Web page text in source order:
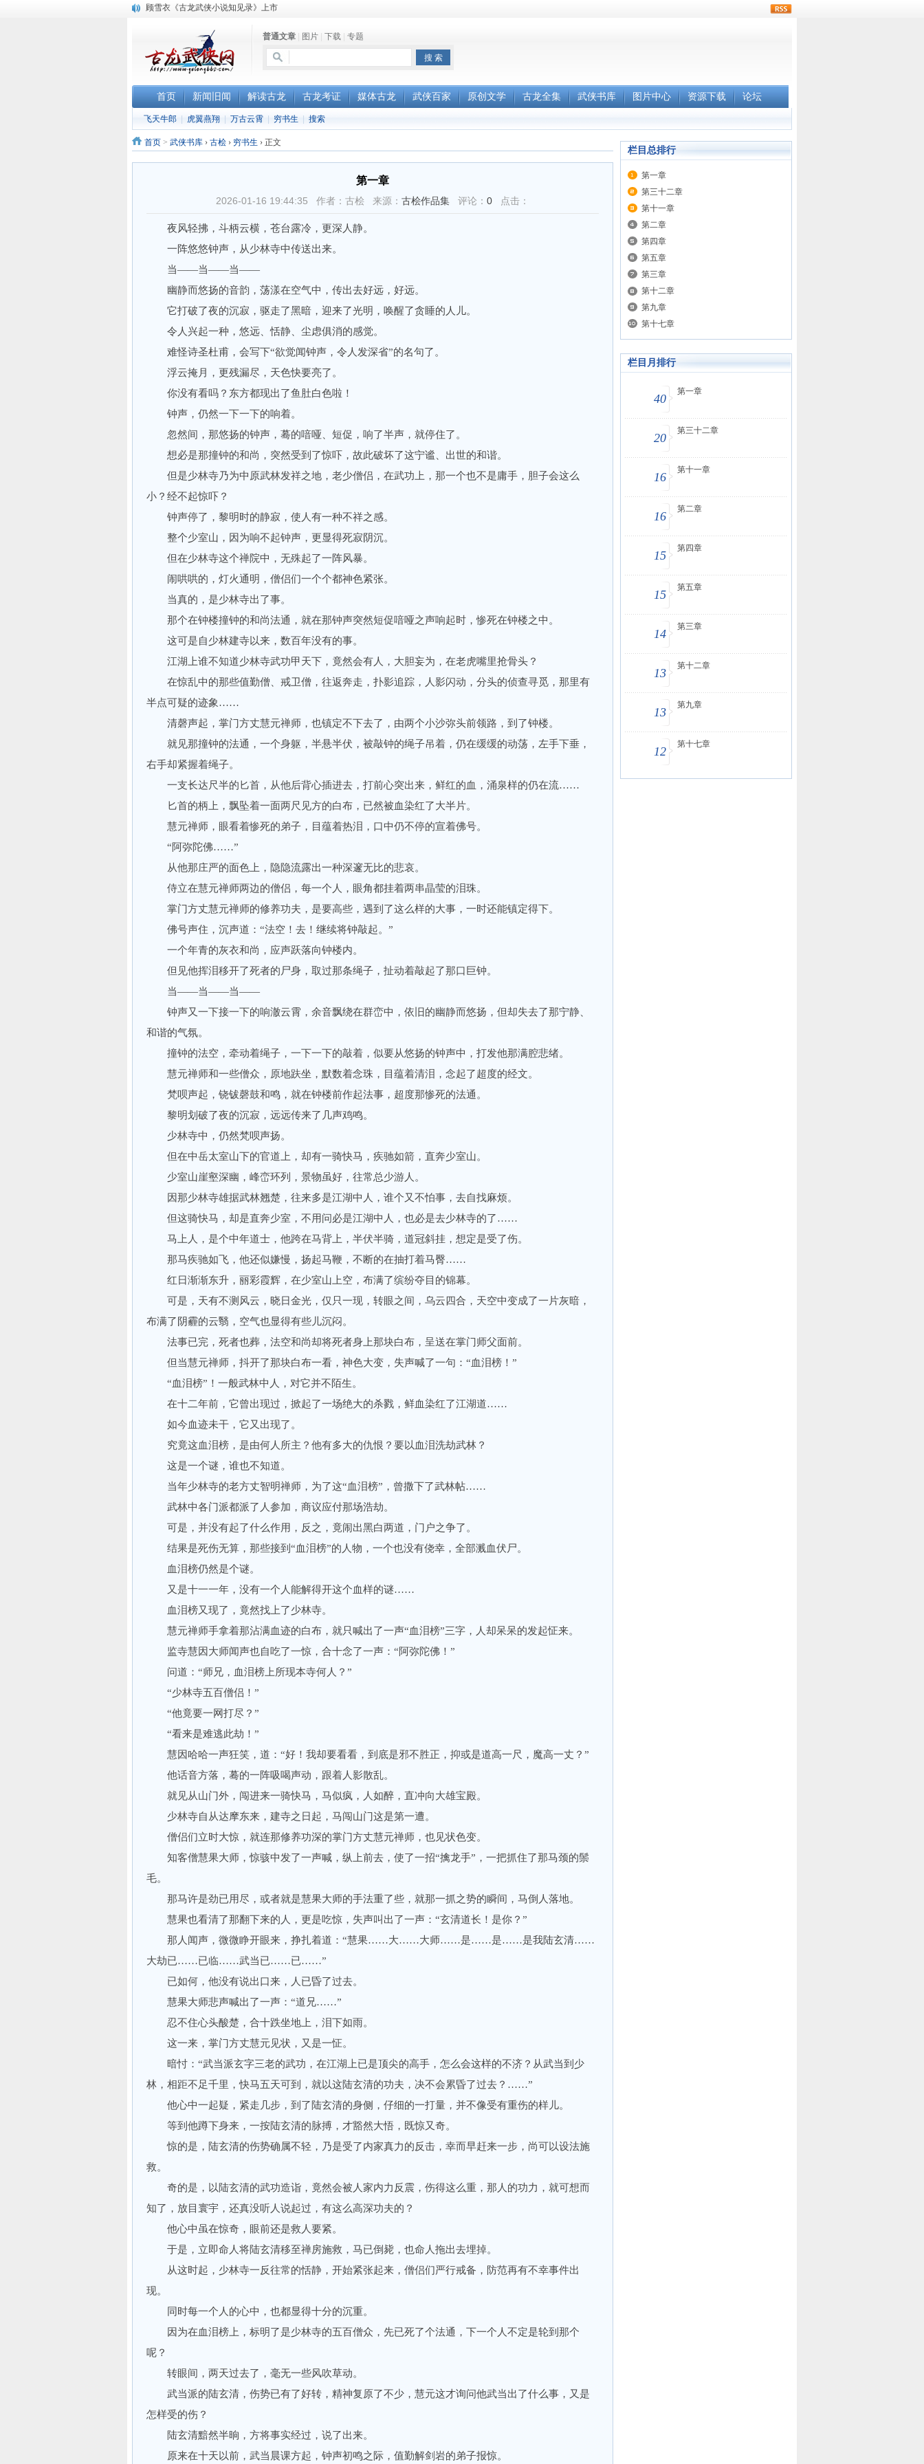
“武侠书库”查缺补漏活动圆满结束
顾雪衣《古龙武侠小说知见录》上市普通文章 图片 下载 专题
首页 新闻旧闻 解读古龙 古龙考证 媒体古龙 武侠百家 原创文学 古龙全集 武侠书库 图片中心 资源下载 论坛
飞天牛郎 虎翼燕翔 万古云霄 穷书生 搜索
首页 > 武侠书库 › 古桧 › 穷书生 › 正文
第一章
2026-01-16 19:44:35 作者：古桧 来源： 古桧作品集 评论： 0 点击：
夜风轻拂，斗柄云横，苍台露冷，更深人静。
一阵悠悠钟声，从少林寺中传送出来。
当——当——当——
幽静而悠扬的音韵，荡漾在空气中，传出去好远，好远。
它打破了夜的沉寂，驱走了黑暗，迎来了光明，唤醒了贪睡的人儿。
令人兴起一种，悠远、恬静、尘虑俱消的感觉。
难怪诗圣杜甫，会写下“欲觉闻钟声，令人发深省”的名句了。
浮云掩月，更残漏尽，天色快要亮了。
你没有看吗？东方都现出了鱼肚白色啦！
钟声，仍然一下一下的响着。
忽然间，那悠扬的钟声，蓦的喑哑、短促，响了半声，就停住了。
想必是那撞钟的和尚，突然受到了惊吓，故此破坏了这宁谧、出世的和谐。
但是少林寺乃为中原武林发祥之地，老少僧侣，在武功上，那一个也不是庸手，胆子会这么
小？经不起惊吓？
钟声停了，黎明时的静寂，使人有一种不祥之感。
整个少室山，因为响不起钟声，更显得死寂阴沉。
但在少林寺这个禅院中，无殊起了一阵风暴。
闹哄哄的，灯火通明，僧侣们一个个都神色紧张。
当真的，是少林寺出了事。
那个在钟楼撞钟的和尚法通，就在那钟声突然短促喑哑之声响起时，惨死在钟楼之中。
这可是自少林建寺以来，数百年没有的事。
江湖上谁不知道少林寺武功甲天下，竟然会有人，大胆妄为，在老虎嘴里抢骨头？
在惊乱中的那些值勤僧、戒卫僧，往返奔走，扑影追踪，人影闪动，分头的侦查寻觅，那里有
半点可疑的迹象……
清磬声起，掌门方丈慧元禅师，也镇定不下去了，由两个小沙弥头前领路，到了钟楼。
就见那撞钟的法通，一个身躯，半悬半伏，被敲钟的绳子吊着，仍在缓缓的动荡，左手下垂，
右手却紧握着绳子。
一支长达尺半的匕首，从他后背心插进去，打前心突出来，鲜红的血，涌泉样的仍在流……
匕首的柄上，飘坠着一面两尺见方的白布，已然被血染红了大半片。
慧元禅师，眼看着惨死的弟子，目蕴着热泪，口中仍不停的宣着佛号。
“阿弥陀佛……”
从他那庄严的面色上，隐隐流露出一种深邃无比的悲哀。
侍立在慧元禅师两边的僧侣，每一个人，眼角都挂着两串晶莹的泪珠。
掌门方丈慧元禅师的修养功夫，是要高些，遇到了这么样的大事，一时还能镇定得下。
佛号声住，沉声道：“法空！去！继续将钟敲起。”
一个年青的灰衣和尚，应声跃落向钟楼内。
但见他挥泪移开了死者的尸身，取过那条绳子，扯动着敲起了那口巨钟。
当——当——当——
钟声又一下接一下的响澈云霄，余音飘绕在群峦中，依旧的幽静而悠扬，但却失去了那宁静、
和谐的气氛。
撞钟的法空，牵动着绳子，一下一下的敲着，似要从悠扬的钟声中，打发他那满腔悲绪。
慧元禅师和一些僧众，原地趺坐，默数着念珠，目蕴着清泪，念起了超度的经文。
梵呗声起，铙钹磬鼓和鸣，就在钟楼前作起法事，超度那惨死的法通。
黎明划破了夜的沉寂，远远传来了几声鸡鸣。
少林寺中，仍然梵呗声扬。
但在中岳太室山下的官道上，却有一骑快马，疾驰如箭，直奔少室山。
少室山崖壑深幽，峰峦环列，景物虽好，往常总少游人。
因那少林寺雄据武林翘楚，往来多是江湖中人，谁个又不怕事，去自找麻烦。
但这骑快马，却是直奔少室，不用问必是江湖中人，也必是去少林寺的了……
马上人，是个中年道士，他跨在马背上，半伏半骑，道冠斜挂，想定是受了伤。
那马疾驰如飞，他还似嫌慢，扬起马鞭，不断的在抽打着马臀……
红日渐渐东升，丽彩霞辉，在少室山上空，布满了缤纷夺目的锦幕。
可是，天有不测风云，晓日金光，仅只一现，转眼之间，乌云四合，天空中变成了一片灰暗，
布满了阴霾的云翳，空气也显得有些儿沉闷。
法事已完，死者也葬，法空和尚却将死者身上那块白布，呈送在掌门师父面前。
但当慧元禅师，抖开了那块白布一看，神色大变，失声喊了一句：“血泪榜！”
“血泪榜”！一般武林中人，对它并不陌生。
在十二年前，它曾出现过，掀起了一场绝大的杀戮，鲜血染红了江湖道……
如今血迹未干，它又出现了。
究竟这血泪榜，是由何人所主？他有多大的仇恨？要以血泪洗劫武林？
这是一个谜，谁也不知道。
当年少林寺的老方丈智明禅师，为了这“血泪榜”，曾撒下了武林帖……
武林中各门派都派了人参加，商议应付那场浩劫。
可是，并没有起了什么作用，反之，竟闹出黑白两道，门户之争了。
结果是死伤无算，那些接到“血泪榜”的人物，一个也没有侥幸，全部溅血伏尸。
血泪榜仍然是个谜。
又是十一一年，没有一个人能解得开这个血样的谜……
血泪榜又现了，竟然找上了少林寺。
慧元禅师手拿着那沾满血迹的白布，就只喊出了一声“血泪榜”三字，人却呆呆的发起怔来。
监寺慧因大师闻声也自吃了一惊，合十念了一声：“阿弥陀佛！”
问道：“师兄，血泪榜上所现本寺何人？”
“少林寺五百僧侣！”
“他竟要一网打尽？”
“看来是难逃此劫！”
慧因哈哈一声狂笑，道：“好！我却要看看，到底是邪不胜正，抑或是道高一尺，魔高一丈？”
他话音方落，蓦的一阵吸喝声动，跟着人影散乱。
就见从山门外，闯进来一骑快马，马似疯，人如醉，直冲向大雄宝殿。
少林寺自从达摩东来，建寺之日起，马闯山门这是第一遭。
僧侣们立时大惊，就连那修养功深的掌门方丈慧元禅师，也见状色变。
知客僧慧果大师，惊骇中发了一声喊，纵上前去，使了一招“擒龙手”，一把抓住了那马颈的鬃
毛。
那马许是劲已用尽，或者就是慧果大师的手法重了些，就那一抓之势的瞬间，马倒人落地。
慧果也看清了那翻下来的人，更是吃惊，失声叫出了一声：“玄清道长！是你？”
那人闻声，微微睁开眼来，挣扎着道：“慧果……大……大师……是……是……是我陆玄清……
大劫已……已临……武当已……已……”
已如何，他没有说出口来，人已昏了过去。
慧果大师悲声喊出了一声：“道兄……”
忍不住心头酸楚，合十跌坐地上，泪下如雨。
这一来，掌门方丈慧元见状，又是一怔。
暗忖：“武当派玄字三老的武功，在江湖上已是顶尖的高手，怎么会这样的不济？从武当到少
林，相距不足千里，快马五天可到，就以这陆玄清的功夫，决不会累昏了过去？……”
他心中一起疑，紧走几步，到了陆玄清的身侧，仔细的一打量，并不像受有重伤的样儿。
等到他蹲下身来，一按陆玄清的脉搏，才豁然大悟，既惊又奇。
惊的是，陆玄清的伤势确属不轻，乃是受了内家真力的反击，幸而早赶来一步，尚可以设法施
救。
奇的是，以陆玄清的武功造诣，竟然会被人家内力反震，伤得这么重，那人的功力，就可想而
知了，放目寰宇，还真没听人说起过，有这么高深功夫的？
他心中虽在惊奇，眼前还是救人要紧。
于是，立即命人将陆玄清移至禅房施救，马已倒毙，也命人拖出去埋掉。
从这时起，少林寺一反往常的恬静，开始紧张起来，僧侣们严行戒备，防范再有不幸事件出
现。
同时每一个人的心中，也都显得十分的沉重。
因为在血泪榜上，标明了是少林寺的五百僧众，先已死了个法通，下一个人不定是轮到那个
呢？
转眼间，两天过去了，毫无一些风吹草动。
武当派的陆玄清，伤势已有了好转，精神复原了不少，慧元这才询问他武当出了什么事，又是
怎样受的伤？
陆玄清黯然半晌，方将事实经过，说了出来。
原来在十天以前，武当晨课方起，钟声初鸣之际，值勤解剑岩的弟子报惊。
栏目总排行
第一章
第三十二章
第十一章
第二章
第四章
第五章
第三章
第十二章
第九章
第十七章
栏目月排行
40
第一章
20
第三十二章
16
第十一章
16
第二章
15
第四章
15
第五章
14
第三章
13
第十二章
13
第九章
12
第十七章